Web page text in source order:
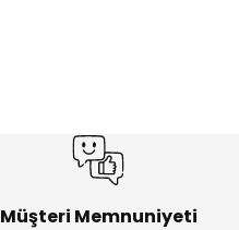
Müşteri Memnuniyeti